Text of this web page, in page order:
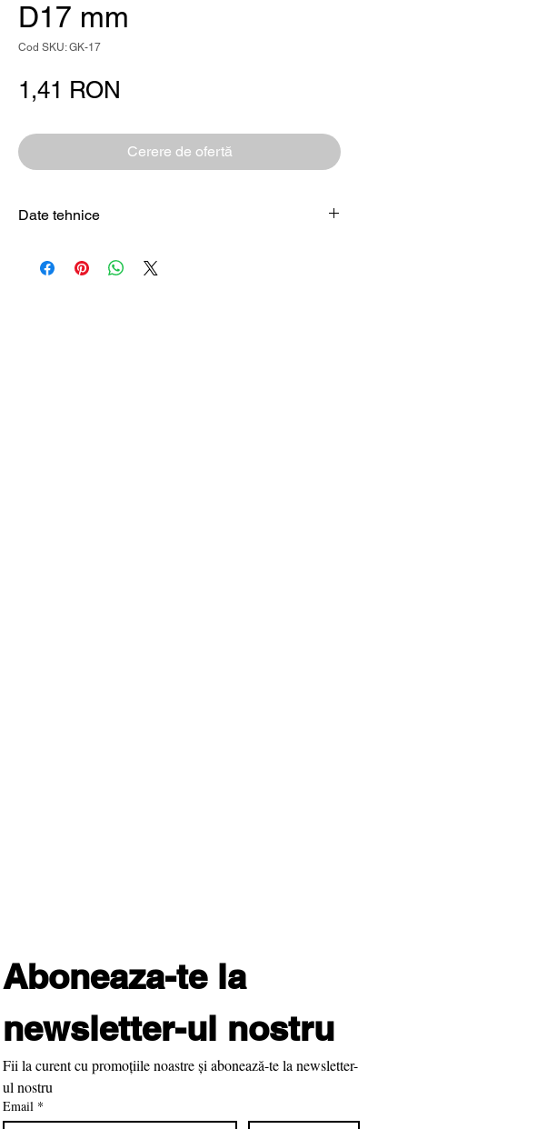
D17 mm
Cod SKU: GK-17
1,41 RON
Cerere de ofertă
Date tehnice
Tip produs
Aboneaza-te la
newsletter-ul nostru
Fii la curent cu promoțiile noastre și abonează-te la newsletter-
ul nostru
Email *